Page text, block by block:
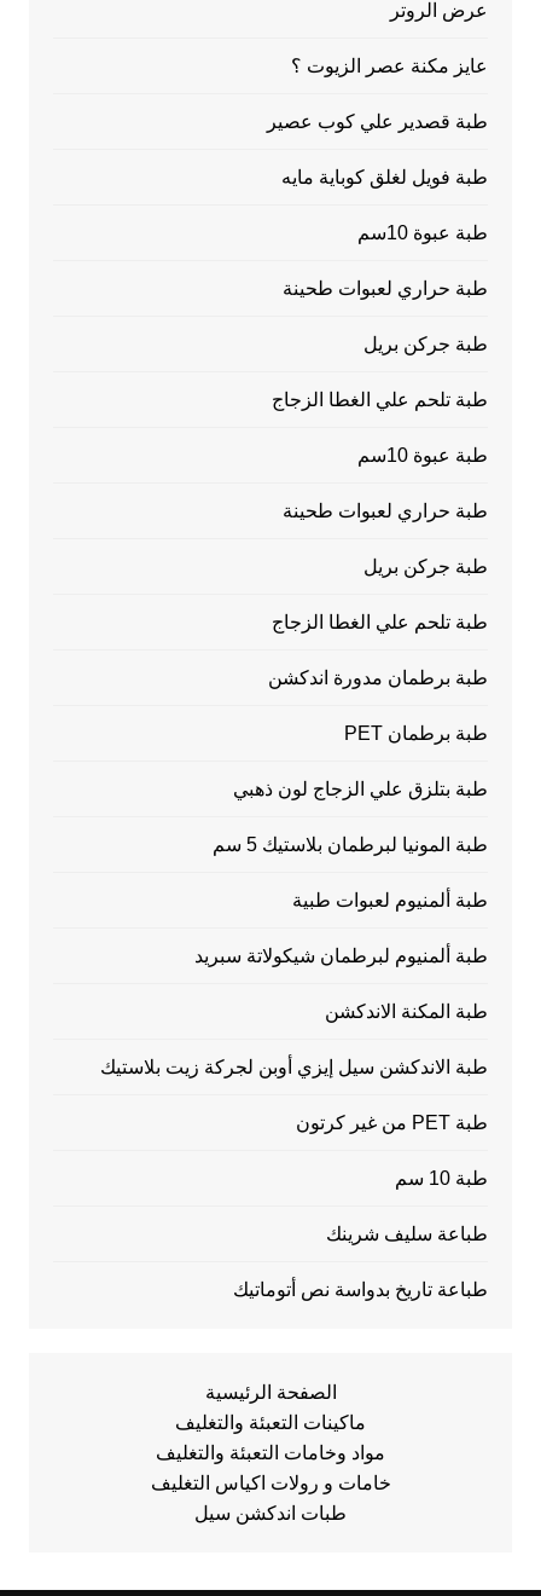
عرض الروتر
عايز مكنة عصر الزيوت ؟
طبة قصدير علي كوب عصير
طبة فويل لغلق كوباية مايه
طبة عبوة 10سم
طبة حراري لعبوات طحينة
طبة جركن بريل
طبة تلحم علي الغطا الزجاج
طبة عبوة 10سم
طبة حراري لعبوات طحينة
طبة جركن بريل
طبة تلحم علي الغطا الزجاج
طبة برطمان مدورة اندكشن
طبة برطمان PET
طبة بتلزق علي الزجاج لون ذهبي
طبة المونيا لبرطمان بلاستيك 5 سم
طبة ألمنيوم لعبوات طبية
طبة ألمنيوم لبرطمان شيكولاتة سبريد
طبة المكنة الاندكشن
طبة الاندكشن سيل إيزي أوبن لجركة زيت بلاستيك
طبة PET من غير كرتون
طبة 10 سم
طباعة سليف شرينك
طباعة تاريخ بدواسة نص أتوماتيك
الصفحة الرئيسية
ماكينات التعبئة والتغليف
مواد وخامات التعبئة والتغليف
خامات و رولات اكياس التغليف
طبات اندكشن سيل